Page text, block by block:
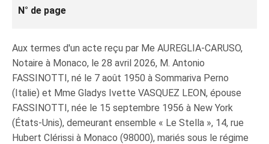
N° de page
Aux termes d'un acte reçu par Me AUREGLIA-CARUSO,
Notaire à Monaco, le 28 avril 2026, M. Antonio
FASSINOTTI, né le 7 août 1950 à Sommariva Perno
(Italie) et Mme Gladys Ivette VASQUEZ LEON, épouse
FASSINOTTI, née le 15 septembre 1956 à New York
(États‑Unis), demeurant ensemble « Le Stella », 14, rue
Hubert Clérissi à Monaco (98000), mariés sous le régime